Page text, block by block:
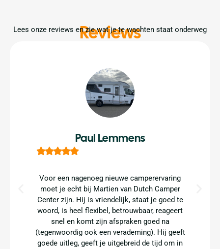
Reviews
Lees onze reviews en zie wat je te wachten staat onderweg
Paul Lemmens
Voor een nagenoeg nieuwe camperervaring
moet je echt bij Martien van Dutch Camper
Center zijn. Hij is vriendelijk, staat je goed te
woord, is heel flexibel, betrouwbaar, reageert
snel en komt zijn afspraken goed na
(tegenwoordig ook een verademing). Hij geeft
goede uitleg, geeft je uitgebreid de tijd om in